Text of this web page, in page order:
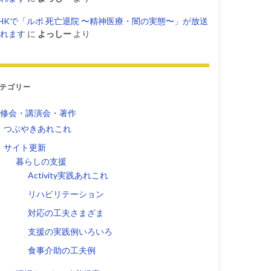
で「ルポ 死亡退院 〜精神医療・闇の実態〜」が放送
ます に よっしー より
ゴリー
会・講演会・著作
つぶやきあれこれ
サイト更新
暮らしの支援
Activity実践あれこれ
リハビリテーション
対応の工夫さまざま
支援の実践例いろいろ
食事介助の工夫例